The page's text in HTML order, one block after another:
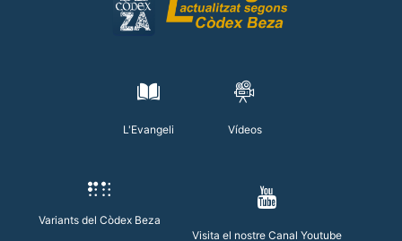
L'Evangeli Vídeos
Variants del Còdex Beza
Visita el nostre Canal Youtube